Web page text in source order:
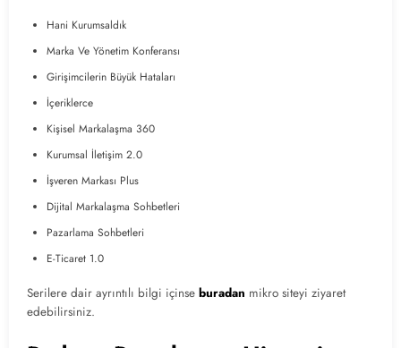
Hani Kurumsaldık
Marka Ve Yönetim Konferansı
Girişimcilerin Büyük Hataları
İçeriklerce
Kişisel Markalaşma 360
Kurumsal İletişim 2.0
İşveren Markası Plus
Dijital Markalaşma Sohbetleri
Pazarlama Sohbetleri
E-Ticaret 1.0
Serilere dair ayrıntılı bilgi içinse buradan mikro siteyi ziyaret
edebilirsiniz.